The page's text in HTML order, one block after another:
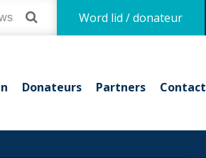
Word lid / donateur
Donateurs Partners Contact